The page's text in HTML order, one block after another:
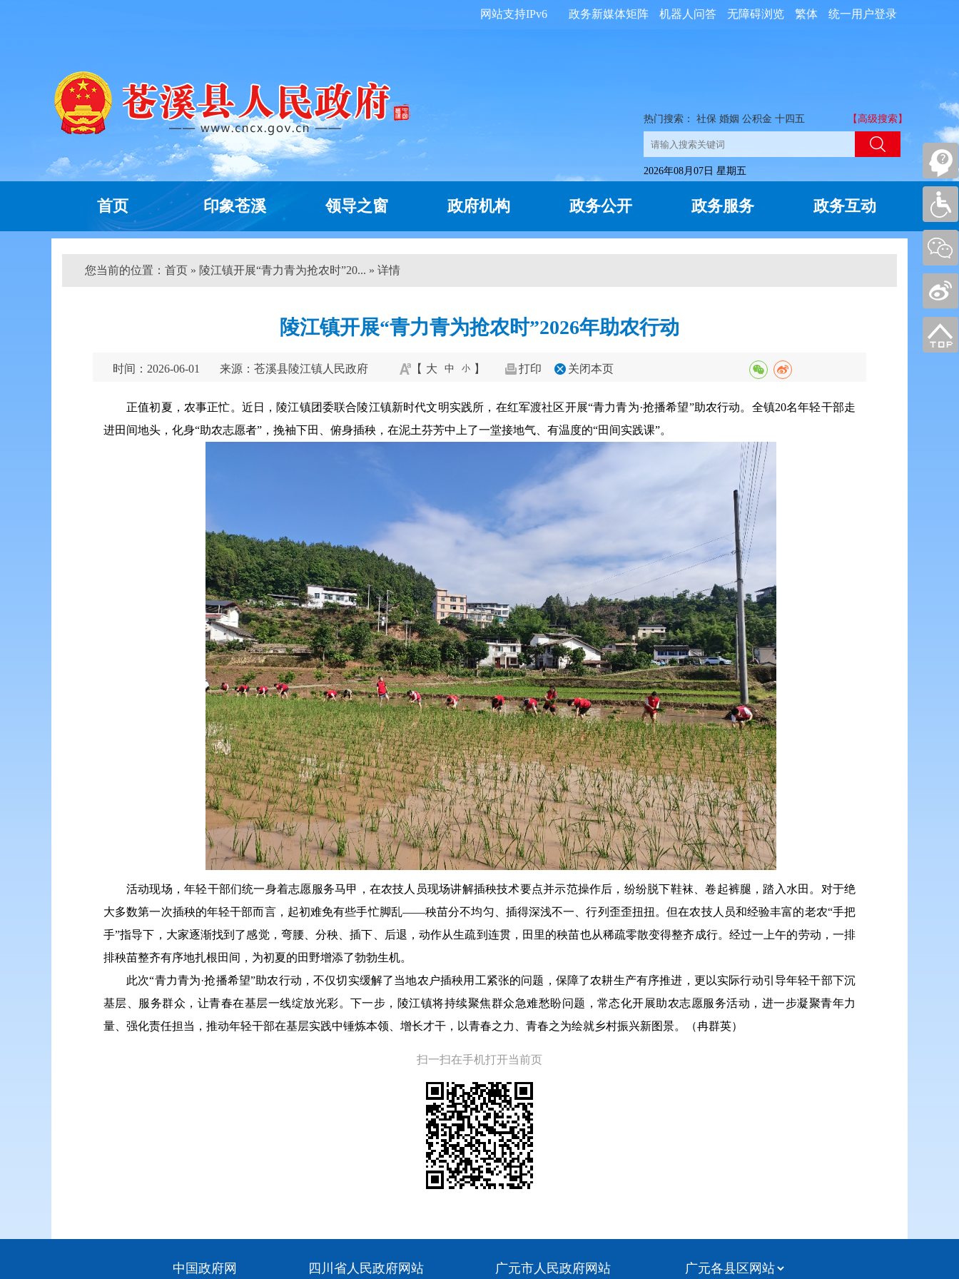
统一用户登录
繁体
无障碍浏览
机器人问答
政务新媒体矩阵
网站支持IPv6
热门搜索： 社保 婚姻 公积金 十四五 【高级搜索】
2026年08月07日 星期五
首页 印象苍溪 领导之窗 政府机构 政务公开 政务服务 政务互动
您当前的位置： 首页 » 陵江镇开展“青力青为抢农时”20... » 详情
陵江镇开展“青力青为抢农时”2026年助农行动
时间：2026-06-01 来源：苍溪县陵江镇人民政府 【 大 中 小 】 打印 关闭本页
正值初夏，农事正忙。近日，陵江镇团委联合陵江镇新时代文明实践所，在红军渡社区开展“青力青为·抢播希望”助农行动。全镇20名年轻干部走
进田间地头，化身“助农志愿者”，挽袖下田、俯身插秧，在泥土芬芳中上了一堂接地气、有温度的“田间实践课”。
活动现场，年轻干部们统一身着志愿服务马甲，在农技人员现场讲解插秧技术要点并示范操作后，纷纷脱下鞋袜、卷起裤腿，踏入水田。对于绝
大多数第一次插秧的年轻干部而言，起初难免有些手忙脚乱——秧苗分不均匀、插得深浅不一、行列歪歪扭扭。但在农技人员和经验丰富的老农“手把
手”指导下，大家逐渐找到了感觉，弯腰、分秧、插下、后退，动作从生疏到连贯，田里的秧苗也从稀疏零散变得整齐成行。经过一上午的劳动，一排
排秧苗整齐有序地扎根田间，为初夏的田野增添了勃勃生机。
此次“青力青为·抢播希望”助农行动，不仅切实缓解了当地农户插秧用工紧张的问题，保障了农耕生产有序推进，更以实际行动引导年轻干部下沉
基层、服务群众，让青春在基层一线绽放光彩。下一步，陵江镇将持续聚焦群众急难愁盼问题，常态化开展助农志愿服务活动，进一步凝聚青年力
量、强化责任担当，推动年轻干部在基层实践中锤炼本领、增长才干，以青春之力、青春之为绘就乡村振兴新图景。（冉群英）
扫一扫在手机打开当前页
中国政府网 四川省人民政府网站 广元市人民政府网站